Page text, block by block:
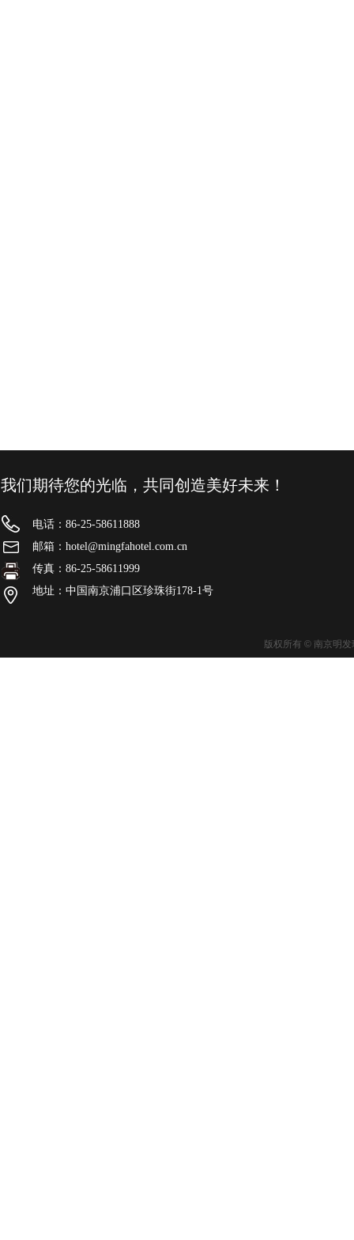
我们期待您的光临，共同创造美好未来！
版权所有 © 南京明
电话：86-25-58611888
邮箱：hotel@mingfahotel.com.cn
传真：86-25-58611999
地址：中国南京浦口区珍珠街178-1号